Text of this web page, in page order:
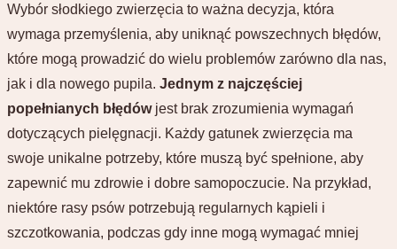
Wybór słodkiego zwierzęcia to ważna decyzja, która
wymaga przemyślenia, aby uniknąć powszechnych błędów,
które mogą prowadzić do wielu problemów zarówno dla nas,
jak i dla nowego pupila. Jednym z najczęściej
popełnianych błędówjest brak zrozumienia wymagań
dotyczących pielęgnacji. Każdy gatunek zwierzęcia ma
swoje unikalne potrzeby, które muszą być spełnione, aby
zapewnić mu zdrowie i dobre samopoczucie. Na przykład,
niektóre rasy psów potrzebują regularnych kąpieli i
szczotkowania, podczas gdy inne mogą wymagać mniej